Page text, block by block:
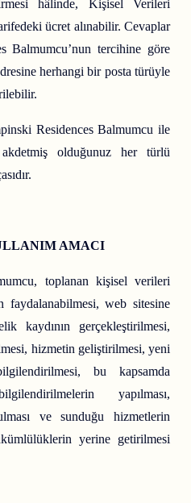
hâlinde, Kişisel Verileri
ücret alınabilir. Cevaplar
Balmumcu’nun tercihine göre
herhangi bir posta türüyle
Residences Balmumcu ile
olduğunuz her türlü
AMACI
toplanan kişisel verileri
faydalanabilmesi, web sitesine
kaydının gerçekleştirilmesi,
hizmetin geliştirilmesi, yeni
bu kapsamda
yapılması,
ve sunduğu hizmetlerin
yerine getirilmesi